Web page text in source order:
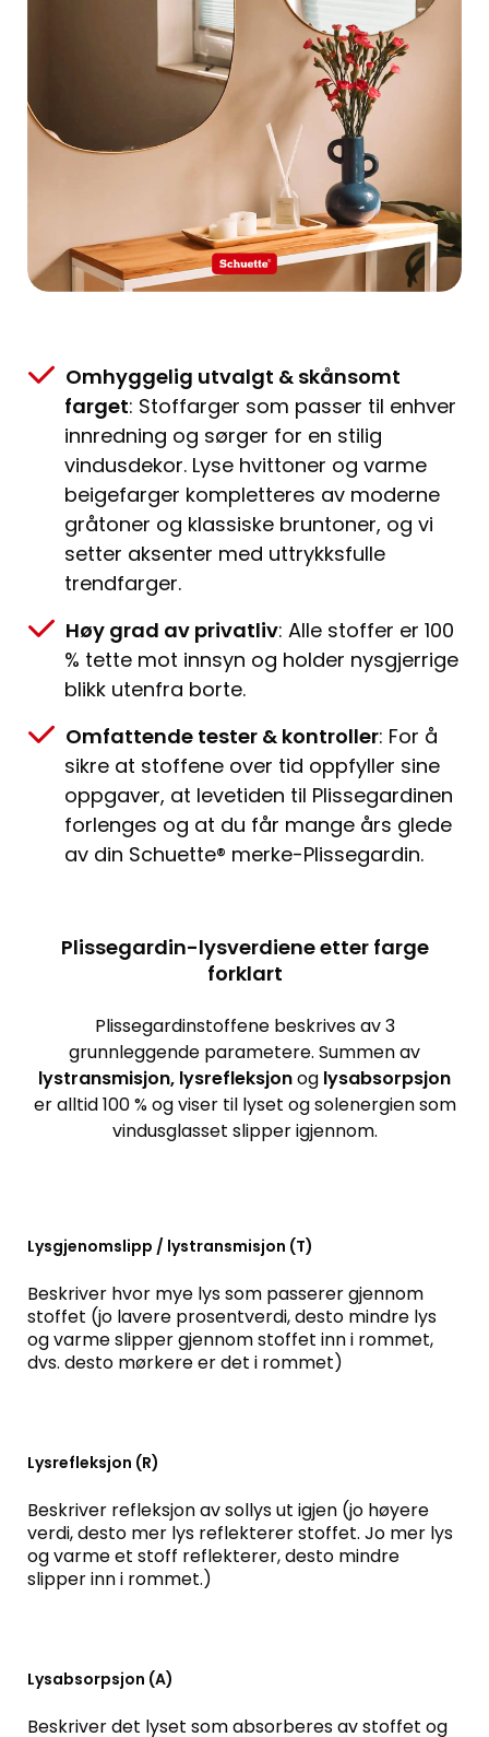
Omhyggelig utvalgt & skånsomt
farget: Stoffarger som passer til enhver
innredning og sørger for en stilig
vindusdekor. Lyse hvittoner og varme
beigefarger kompletteres av moderne
gråtoner og klassiske bruntoner, og vi
setter aksenter med uttrykksfulle
trendfarger.
Høy grad av privatliv: Alle stoffer er 100
% tette mot innsyn og holder nysgjerrige
blikk utenfra borte.
Omfattende tester & kontroller: For å
sikre at stoffene over tid oppfyller sine
oppgaver, at levetiden til Plissegardinen
forlenges og at du får mange års glede
av din Schuette® merke-Plissegardin.
Plissegardin-lysverdiene etter farge
forklart
Plissegardinstoffene beskrives av 3
grunnleggende parametere. Summen av
lystransmisjon, lysrefleksjonog lysabsorpsjon
er alltid 100 % og viser til lyset og solenergien som
vindusglasset slipper igjennom.
Lysgjenomslipp / lystransmisjon (T)
Beskriver hvor mye lys som passerer gjennom
stoffet (jo lavere prosentverdi, desto mindre lys
og varme slipper gjennom stoffet inn i rommet,
dvs. desto mørkere er det i rommet)
Lysrefleksjon (R)
Beskriver refleksjon av sollys ut igjen (jo høyere
verdi, desto mer lys reflekterer stoffet. Jo mer lys
og varme et stoff reflekterer, desto mindre
slipper inn i rommet.)
Lysabsorpsjon (A)
Beskriver det lyset som absorberes av stoffet og